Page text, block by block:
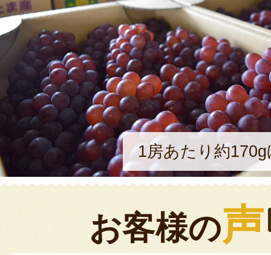
1房あたり約
お客様の声